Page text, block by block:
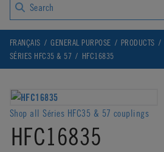
FRANÇAIS GENERAL PURPOSE PRODUCTS
SÉRIES HFC35 & 57
HFC16835
Shop all Séries HFC35 & 57 couplings
HFC16835